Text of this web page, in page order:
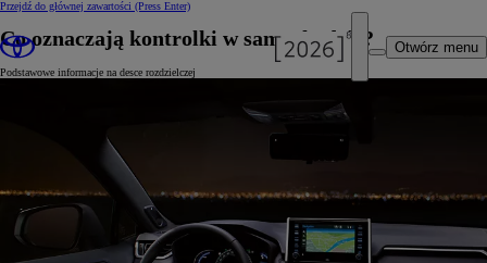
Przejdź do głównej zawartości (Press Enter)
Otwórz menu
Co oznaczają kontrolki w samochodzie?
Podstawowe informacje na desce rozdzielczej